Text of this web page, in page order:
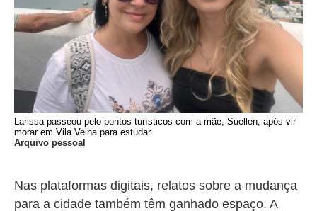
Larissa passeou pelo pontos turísticos com a mãe, Suellen, após vir
morar em Vila Velha para estudar.
Arquivo pessoal
Nas plataformas digitais, relatos sobre a mudança
para a cidade também têm ganhado espaço. A